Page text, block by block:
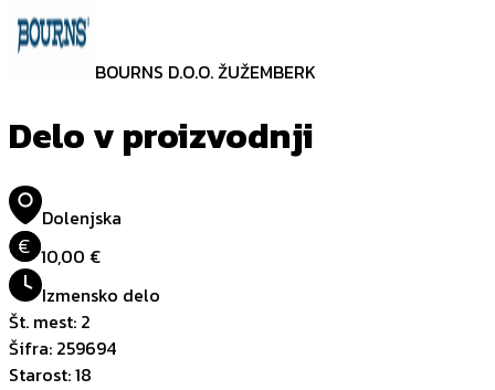
BOURNS D.O.O. ŽUŽEMBERK
Delo v proizvodnji
Dolenjska
€ 10,00 €
Izmensko delo
Št. mest: 2
Šifra: 259694
Starost:18